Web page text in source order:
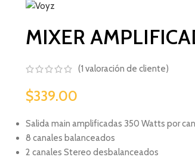
MIXER
(1 valoración de cliente)
$339.00
Salida main amplificadas 350 Watts por
8 canales balanceados
2 canales Stereo desbalanceados